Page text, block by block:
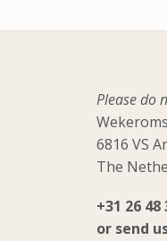
Please do
6816 VS
The
+31 26 48
or send